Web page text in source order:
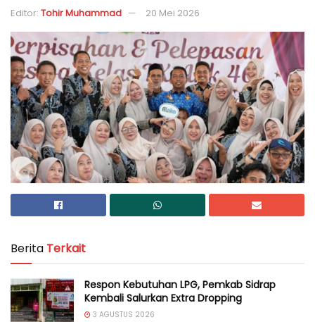
Editor: Tohir Muhammad 20 Mei 2026
Berita Terkait
Respon Kebutuhan LPG, Pemkab Sidrap
Kembali Salurkan Extra Dropping
3 AGUSTUS 2026